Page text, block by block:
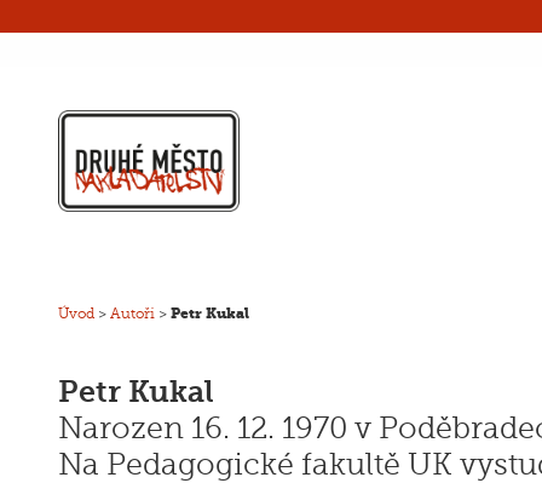
Úvod > Autoři > Petr Kukal
Petr Kukal
Narozen 16. 12. 1970 v
Na Pedagogické fakultě UK